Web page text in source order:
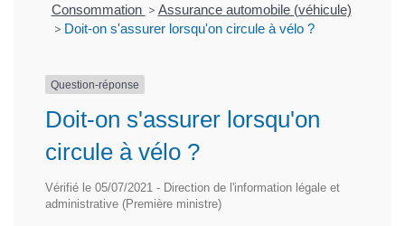
Consommation > Assurance automobile (véhicule)
> Doit-on s'assurer lorsqu'on circule à vélo ?
Question-réponse
Doit-on s'assurer lorsqu'on
circule à vélo ?
Vérifié le 05/07/2021 - Direction de l'information légale et
administrative (Première ministre)